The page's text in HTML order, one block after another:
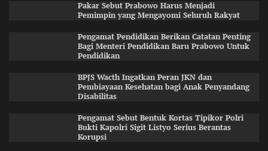
Pakar Sebut Prabowo Harus Menjadi
Pemimpin yang Mengayomi Seluruh Rakyat
Pengamat Pendidikan Berikan Catatan Penting
Bagi Menteri Pendidikan Baru Prabowo Untuk
Pendidikan
BPJS Wacth Ingatkan Peran JKN dan
Pembiayaan Kesehatan bagi Anak Penyandang
Disabilitas
Pengamat Sebut Bentuk Kortas Tipikor Polri
Bukti Kapolri Sigit Listyo Serius Berantas
Korupsi